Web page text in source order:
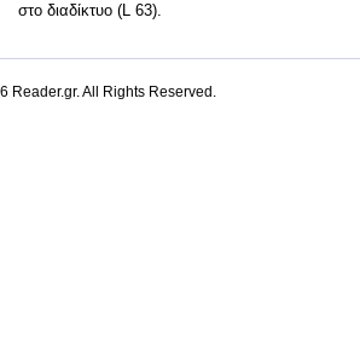
στο διαδίκτυο (L 63).
Reader.gr. All Rights Reserved.